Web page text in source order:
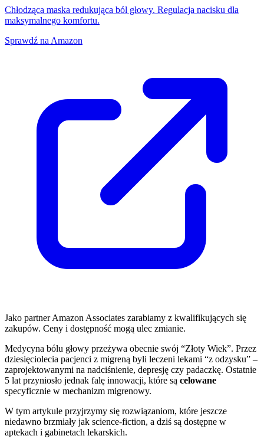
Chłodząca maska redukująca ból głowy. Regulacja nacisku dla
maksymalnego komfortu.
Sprawdź na Amazon
Jako partner Amazon Associates zarabiamy z kwalifikujących się
zakupów. Ceny i dostępność mogą ulec zmianie.
Medycyna bólu głowy przeżywa obecnie swój “Złoty Wiek”. Przez
dziesięciolecia pacjenci z migreną byli leczeni lekami “z odzysku” –
zaprojektowanymi na nadciśnienie, depresję czy padaczkę. Ostatnie
5 lat przyniosło jednak falę innowacji, które są celowane
specyficznie w mechanizm migrenowy.
W tym artykule przyjrzymy się rozwiązaniom, które jeszcze
niedawno brzmiały jak science-fiction, a dziś są dostępne w
aptekach i gabinetach lekarskich.